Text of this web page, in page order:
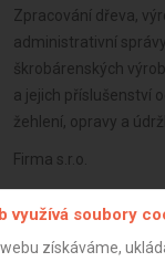
Zpracování dřeva,
administrativní
škrobárenských
a jejich příslušenství
žehlení, opravy a
Firma s.r.o.
využívá soubory
získáváme,